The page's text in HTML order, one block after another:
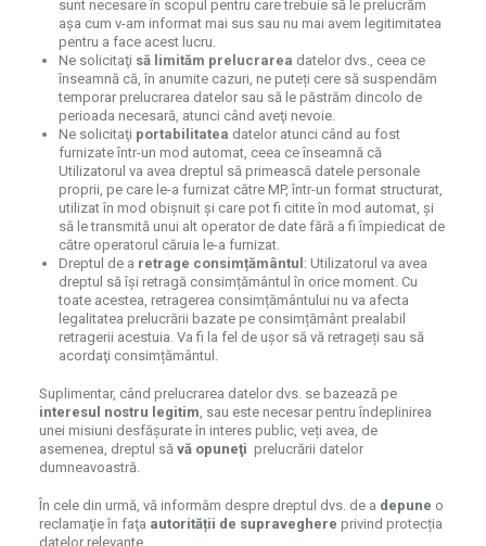
sunt necesare în scopul pentru care trebuie să le prelucrăm
așa cum v-am informat mai sus sau nu mai avem legitimitatea
pentru a face acest lucru.
Ne solicitaţi să limităm prelucrarea datelor dvs., ceea ce
înseamnă că, în anumite cazuri, ne puteți cere să suspendăm
temporar prelucrarea datelor sau să le păstrăm dincolo de
perioada necesară, atunci când aveţi nevoie.
Ne solicitaţi portabilitatea datelor atunci când au fost
furnizate într-un mod automat, ceea ce înseamnă că
Utilizatorul va avea dreptul să primească datele personale
proprii, pe care le-a furnizat către MP, într-un format structurat,
utilizat în mod obișnuit și care pot fi citite în mod automat, și
să le transmită unui alt operator de date fără a fi împiedicat de
către operatorul căruia le-a furnizat.
Dreptul de a retrage consimțământul : Utilizatorul va avea
dreptul să își retragă consimțământul în orice moment. Cu
toate acestea, retragerea consimțământului nu va afecta
legalitatea prelucrării bazate pe consimțământ prealabil
retragerii acestuia. Va fi la fel de ușor să vă retrageți sau să
acordaţi consimțământul.
Suplimentar, când prelucrarea datelor dvs. se bazează pe
interesul nostru legitim, sau este necesar pentru îndeplinirea
unei misiuni desfășurate în interes public, veți avea, de
asemenea, dreptul să vă opuneţi prelucrării datelor
dumneavoastră.
În cele din urmă, vă informăm despre dreptul dvs. de a depune o
reclamaţie în faţa autorității de supraveghere privind protecția
datelor relevante.